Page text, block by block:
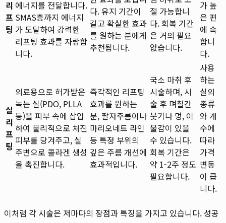
리
프
팅
에너지를 전달합니다.
SMAS층까지 에너지
가 도달하여 강력한
리프팅 효과를 자랑합
니다.
다. 유지 기간이
길고 확실한 효과
를 원하는 분에게
추천됩니다.
절 가능합니
다. 회복 기간
은 거의 필요
없습니다.
가 높
은 편
에 속
합니
다.
실
리
프
팅
의료용으로 허가받은
녹는 실(PDO, PLLA
등)을 피부 속에 삽입
하여 물리적으로 처진
피부를 당겨주고, 실
주변으로 콜라겐 생성
을 촉진합니다.
즉각적인 리프팅
효과를 원하는
분, 팔자주름이나
마리오네트 라인
등 특정 부위의
깊은 주름 개선에
효과적입니다.
국소 마취 후
시술하며, 시
술 후 며칠간
붓기나 멍, 이
물감이 있을
수 있습니다.
회복 기간은
약 1-2주 정도
필요합니다.
사용
하는
실의
종류
와 개
수에
따라
가격
변동
이 큽
니다.
이처럼 각 시술은 저마다의 장점과 특징을 가지고 있습니다. 성공